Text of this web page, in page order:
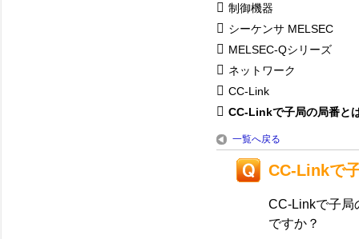
制御機器
シーケンサ MELSEC
MELSEC-Qシリーズ
ネットワーク
CC-Link
CC-Linkで子局の局番と
一覧へ戻る
CC-Linkで
CC-Linkで子局
ですか？